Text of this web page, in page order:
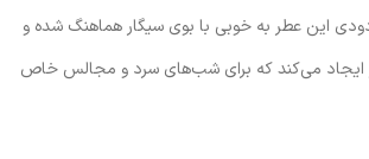
این عطر به خوبی با بوی سیگار هماهنگ شده و
ایجاد می‌کند که برای شب‌های سرد و مجالس خاص